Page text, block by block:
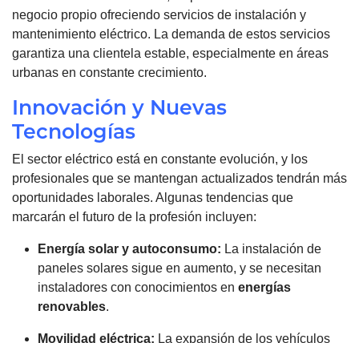
negocio propio ofreciendo servicios de instalación y
mantenimiento eléctrico. La demanda de estos servicios
garantiza una clientela estable, especialmente en áreas
urbanas en constante crecimiento.
Innovación y Nuevas
Tecnologías
El sector eléctrico está en constante evolución, y los
profesionales que se mantengan actualizados tendrán más
oportunidades laborales. Algunas tendencias que
marcarán el futuro de la profesión incluyen:
Energía solar y autoconsumo: La instalación de
paneles solares sigue en aumento, y se necesitan
instaladores con conocimientos en energías
renovables.
Movilidad eléctrica: La expansión de los vehículos